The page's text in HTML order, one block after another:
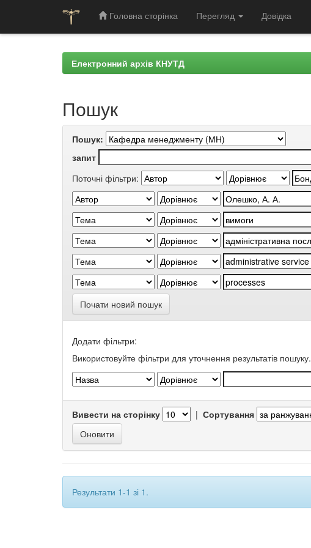
Головна сторінка Перегляд Довідка
Електронний архів КНУТД
Пошук
Пошук:
запит
Поточні фільтри:
Почати новий пошук
Додати фільтри:
Використовуйте фільтри для уточнення результатів пошуку.
Вивести на сторінку | Сортування
Результати 1-1 зі 1.